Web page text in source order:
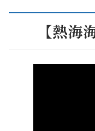
【熱海